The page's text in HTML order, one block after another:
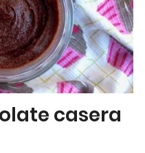
casera